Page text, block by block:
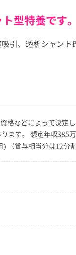
型特養です。
引、透析シャン
格などによって決
ます。 想定年収
賞与相当分は12分